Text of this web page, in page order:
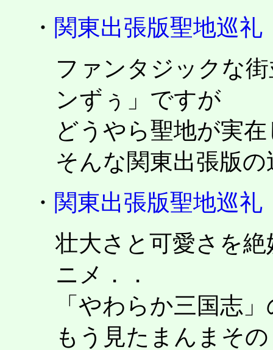
・ 関東出張版聖地巡
ファンタジックな
ンずぅ」ですが
どうやら聖地が実
そんな関東出張版
・ 関東出張版聖地巡
壮大さと可愛さを
ニメ．．
「やわらか三国志
もう見たまんまそ